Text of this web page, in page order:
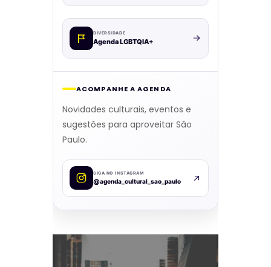
DIVERSIDADE
Agenda LGBTQIA+
ACOMPANHE A AGENDA
Novidades culturais, eventos e
sugestões para aproveitar São
Paulo.
SIGA NO INSTAGRAM
@agenda_cultural_sao_paulo